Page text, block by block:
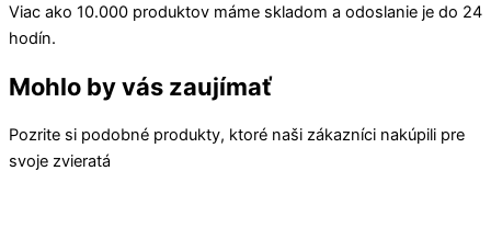
Viac ako 10.000 produktov máme skladom a odoslanie je do 24
hodín.
Mohlo by vás zaujímať
Pozrite si podobné produkty, ktoré naši zákazníci nakúpili pre
svoje zvieratá